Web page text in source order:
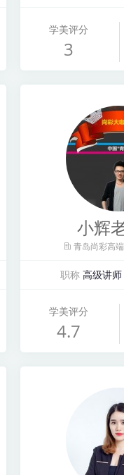
学美评分
3
小辉
青岛尚彩高
职称 高级讲师
学美评分
4.7